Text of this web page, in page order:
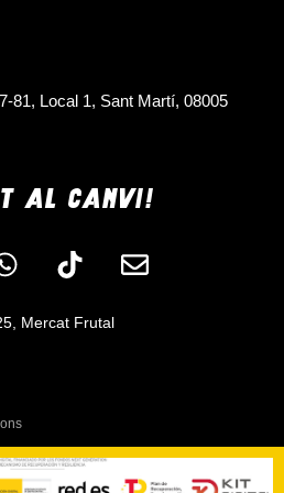
81, Local 1, Sant Martí, 08005
AL CANVI!
Mercat Frutal